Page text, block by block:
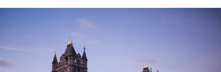
Externaliza tareas laborales complejas.
Soluciones ágiles de RR. HH. globales y nóminas para
empresas en crecimiento.
Descubre opciones de divisas y tiempos de pago para
APRENDIZAJE CON REMOTE
Nederlands
Deutsch